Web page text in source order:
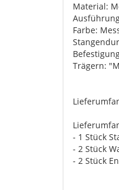
Material:
Farbe:
Trägern:
- 1 Stück
- 2 Stück
- 2 Stück